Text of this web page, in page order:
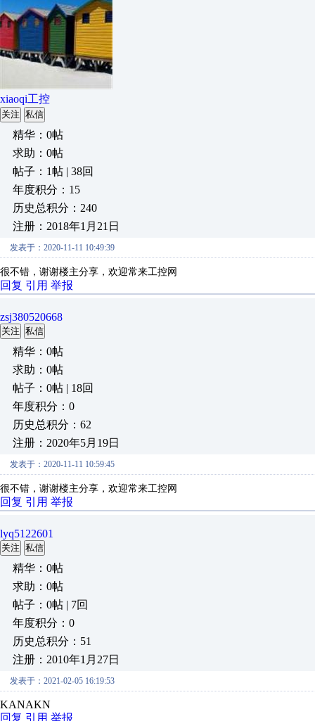
xiaoqi工控
关注 私信
精华：0帖
求助：0帖
帖子：1帖 | 38回
年度积分：15
历史总积分：240
注册：2018年1月21日
发表于：2020-11-11 10:49:39
很不错，谢谢楼主分享，欢迎常来工控网
回复 引用 举报
zsj380520668
关注 私信
精华：0帖
求助：0帖
帖子：0帖 | 18回
年度积分：0
历史总积分：62
注册：2020年5月19日
发表于：2020-11-11 10:59:45
很不错，谢谢楼主分享，欢迎常来工控网
回复 引用 举报
lyq5122601
关注 私信
精华：0帖
求助：0帖
帖子：0帖 | 7回
年度积分：0
历史总积分：51
注册：2010年1月27日
发表于：2021-02-05 16:19:53
KANAKN
回复 引用 举报